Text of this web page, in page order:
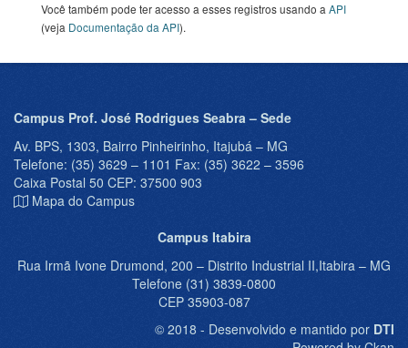
Você também pode ter acesso a esses registros usando a API
(veja Documentação da API).
Campus Prof. José Rodrigues Seabra – Sede
Av. BPS, 1303, Bairro Pinheirinho, Itajubá – MG
Telefone: (35) 3629 – 1101 Fax: (35) 3622 – 3596
Caixa Postal 50 CEP: 37500 903
Mapa do Campus
Campus Itabira
Rua Irmã Ivone Drumond, 200 – Distrito Industrial II,Itabira – MG
Telefone (31) 3839-0800
CEP 35903-087
© 2018 - Desenvolvido e mantido por DTI